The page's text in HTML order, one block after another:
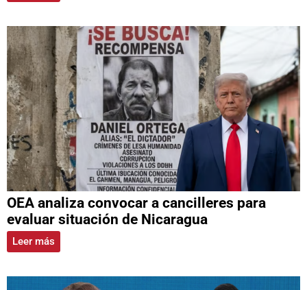
OEA analiza convocar a cancilleres para
evaluar situación de Nicaragua
Leer más